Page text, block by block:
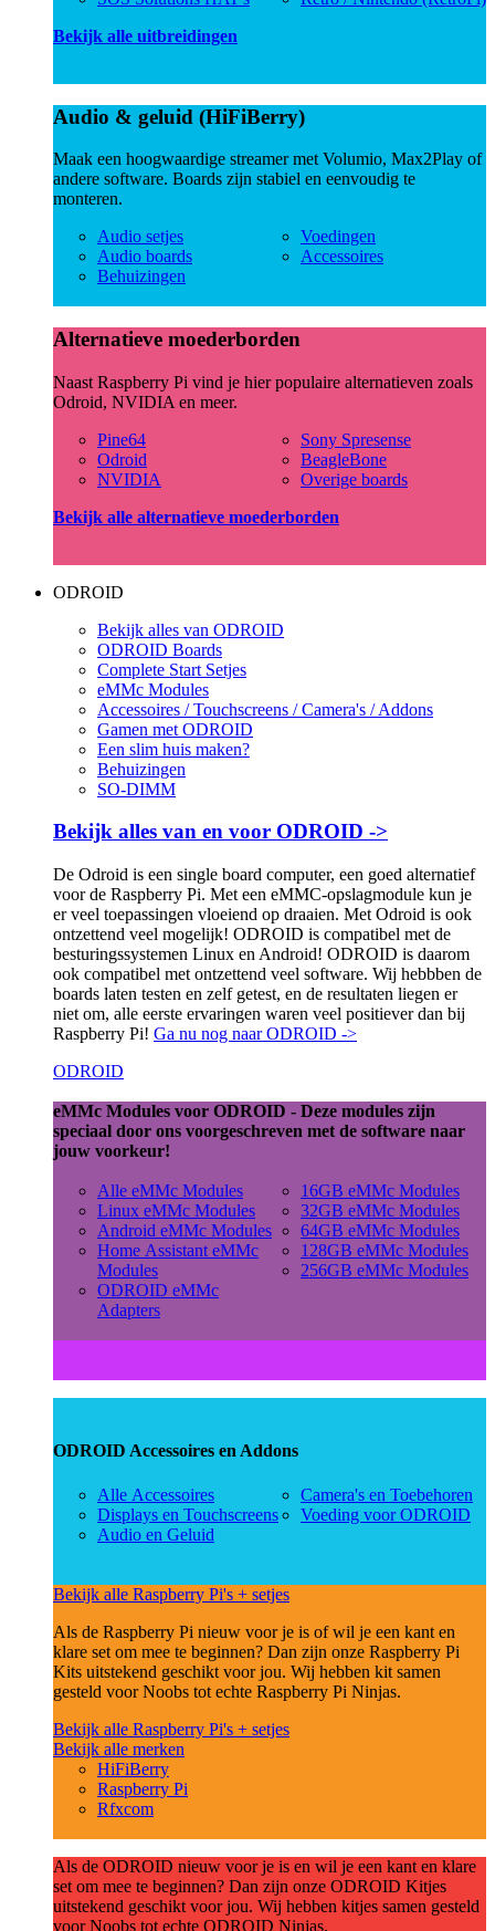
Bekijk alle uitbreidingen
Audio & geluid (HiFiBerry)
Maak een hoogwaardige streamer met Volumio, Max2Play of
andere software. Boards zijn stabiel en eenvoudig te
monteren.
Audio setjes
Audio boards
Behuizingen
Voedingen
Accessoires
Alternatieve moederborden
Naast Raspberry Pi vind je hier populaire alternatieven zoals
Odroid, NVIDIA en meer.
Pine64
Odroid
NVIDIA
Sony Spresense
BeagleBone
Overige boards
Bekijk alle alternatieve moederborden
ODROID
Bekijk alles van ODROID
ODROID Boards
Complete Start Setjes
eMMc Modules
Accessoires / Touchscreens / Camera's / Addons
Gamen met ODROID
Een slim huis maken?
Behuizingen
SO-DIMM
Bekijk alles van en voor ODROID ->
De Odroid is een single board computer, een goed alternatief
voor de Raspberry Pi. Met een eMMC-opslagmodule kun je
er veel toepassingen vloeiend op draaien. Met Odroid is ook
ontzettend veel mogelijk! ODROID is compatibel met de
besturingssystemen Linux en Android! ODROID is daarom
ook compatibel met ontzettend veel software. Wij hebbben de
boards laten testen en zelf getest, en de resultaten liegen er
niet om, alle eerste ervaringen waren veel positiever dan bij
Raspberry Pi! Ga nu nog naar ODROID ->
ODROID
eMMc Modules voor ODROID - Deze modules zijn
speciaal door ons voorgeschreven met de software naar
jouw voorkeur!
Alle eMMc Modules
Linux eMMc Modules
Android eMMc Modules
Home Assistant eMMc
Modules
ODROID eMMc
Adapters
16GB eMMc Modules
32GB eMMc Modules
64GB eMMc Modules
128GB eMMc Modules
256GB eMMc Modules
ODROID Accessoires en Addons
Alle Accessoires
Displays en Touchscreens
Audio en Geluid
Camera's en Toebehoren
Voeding voor ODROID
Bekijk alle Raspberry Pi's + setjes
Als de Raspberry Pi nieuw voor je is of wil je een kant en
klare set om mee te beginnen? Dan zijn onze Raspberry Pi
Kits uitstekend geschikt voor jou. Wij hebben kit samen
gesteld voor Noobs tot echte Raspberry Pi Ninjas.
Bekijk alle Raspberry Pi's + setjes
Bekijk alle merken
HiFiBerry
Raspberry Pi
Rfxcom
Als de ODROID nieuw voor je is en wil je een kant en klare
set om mee te beginnen? Dan zijn onze ODROID Kitjes
uitstekend geschikt voor jou. Wij hebben kitjes samen gesteld
voor Noobs tot echte ODROID Ninjas.